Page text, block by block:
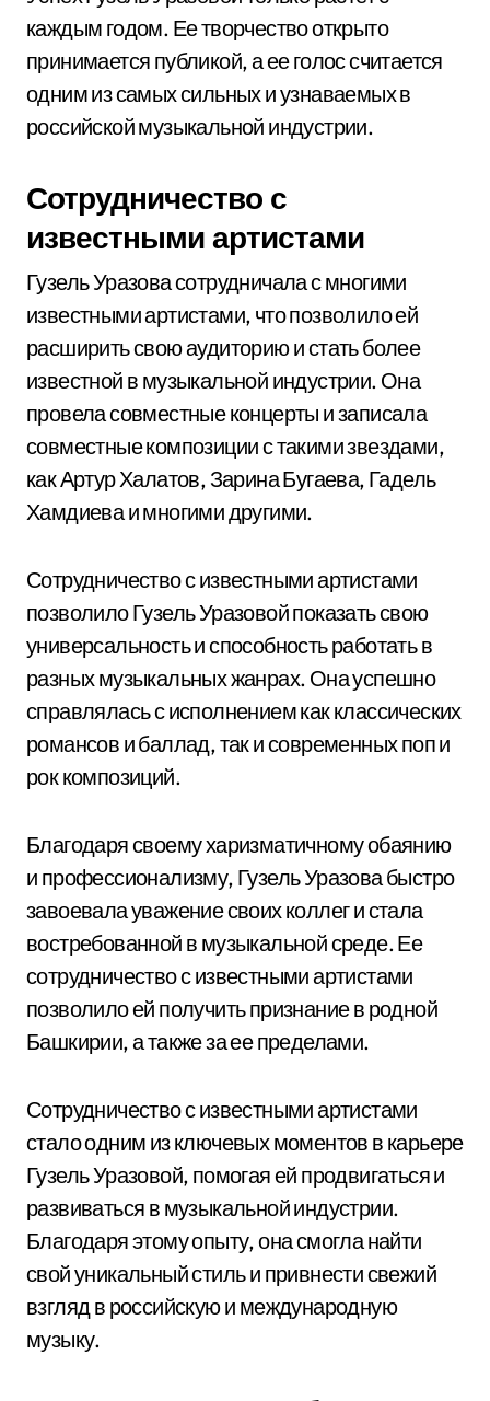
каждым годом. Ее творчество открыто
принимается публикой, а ее голос считается
одним из самых сильных и узнаваемых в
российской музыкальной индустрии.
Сотрудничество с
известными артистами
Гузель Уразова сотрудничала с многими
известными артистами, что позволило ей
расширить свою аудиторию и стать более
известной в музыкальной индустрии. Она
провела совместные концерты и записала
совместные композиции с такими звездами,
как Артур Халатов, Зарина Бугаева, Гадель
Хамдиева и многими другими.
Сотрудничество с известными артистами
позволило Гузель Уразовой показать свою
универсальность и способность работать в
разных музыкальных жанрах. Она успешно
справлялась с исполнением как классических
романсов и баллад, так и современных поп и
рок композиций.
Благодаря своему харизматичному обаянию
и профессионализму, Гузель Уразова быстро
завоевала уважение своих коллег и стала
востребованной в музыкальной среде. Ее
сотрудничество с известными артистами
позволило ей получить признание в родной
Башкирии, а также за ее пределами.
Сотрудничество с известными артистами
стало одним из ключевых моментов в карьере
Гузель Уразовой, помогая ей продвигаться и
развиваться в музыкальной индустрии.
Благодаря этому опыту, она смогла найти
свой уникальный стиль и привнести свежий
взгляд в российскую и международную
музыку.